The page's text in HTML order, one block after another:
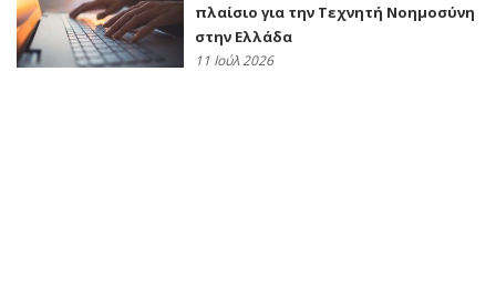
πλαίσιο για την Τεχνητή Νοημοσύνη
στην Ελλάδα
11 Ιούλ 2026